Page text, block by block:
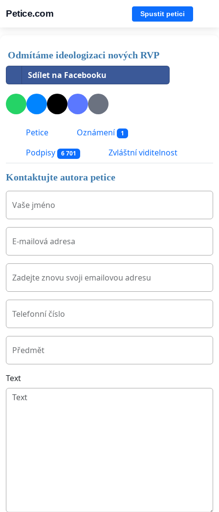
Petice.com Spustit petici
Odmítáme ideologizaci nových RVP
Sdílet na Facebooku
Petice Oznámení 1
Podpisy 6 701 Zvláštní viditelnost
Kontaktujte autora petice
Vaše jméno
E-mailová adresa
Zadejte znovu svoji emailovou adresu
Telefonní číslo
Předmět
Text